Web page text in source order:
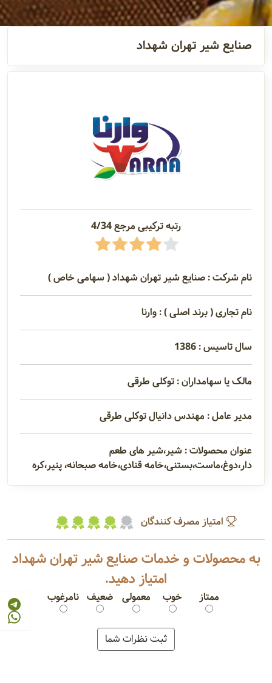
گالری
صنایع شیر تهران شهداد
رتبه ترکیبی مرجع 4/34
نام شرکت : صنایع شیر تهران شهداد ( سهامی خاص )
نام تجاری ( برند اصلی ) : وارنا
سال تاسیس : 1386
مالک یا سهامداران : توکلی طرقی
مدیر عامل : مهندس دانیال توکلی طرقی
عنوان محصولات : شیر،شیر های طعم
دار،دوغ،ماست،بستنی،خامه قنادی،خامه صبحانه، پنیر،کره
امتیاز مصرف کنندگان
به محصولات و خدمات صنایع شیر تهران شهداد
امتیاز دهید.
نامرغوب ضعیف معمولی خوب ممتاز